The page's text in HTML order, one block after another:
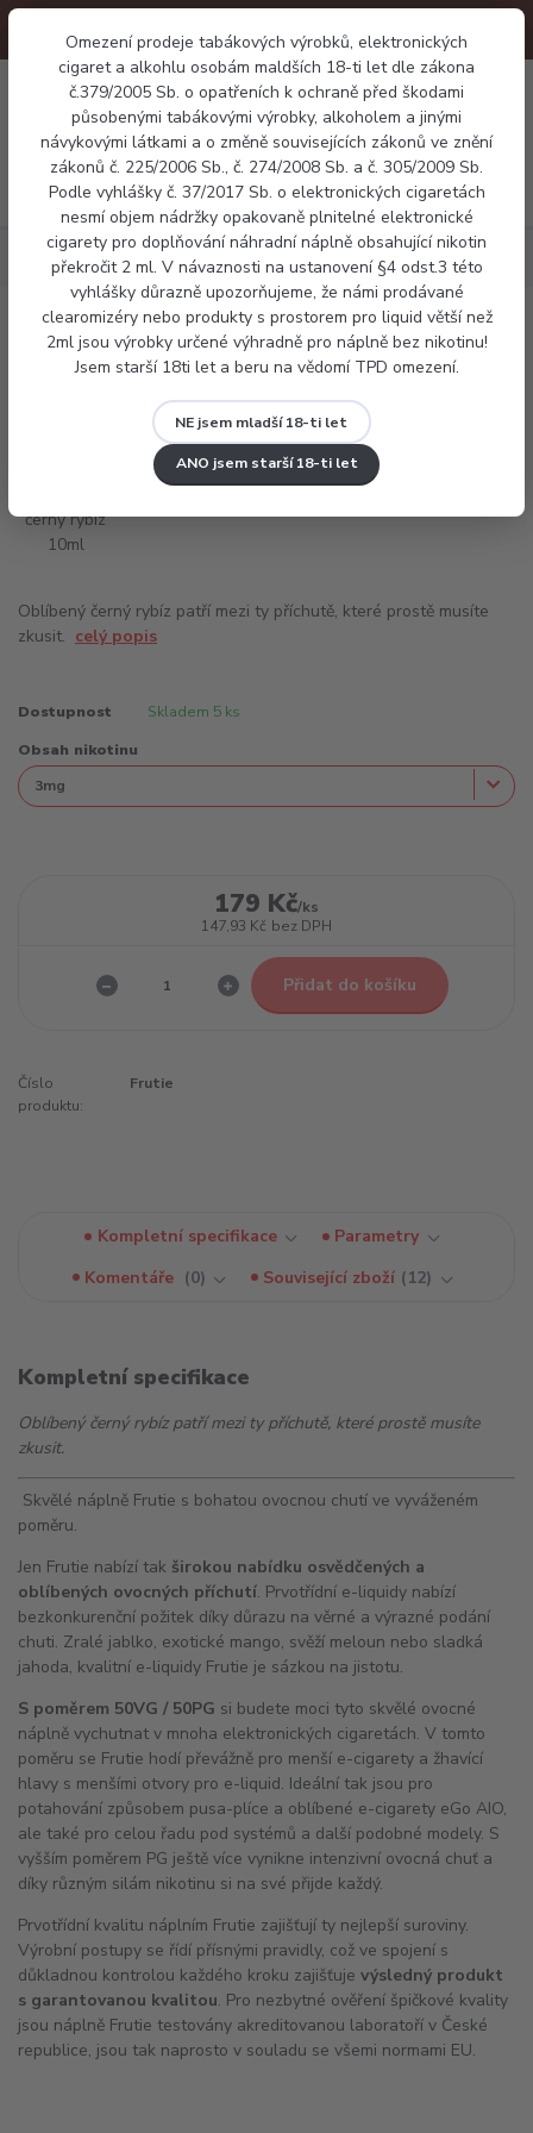
Omezení prodeje tabákových výrobků, elektronických
cigaret a alkohlu osobám maldších 18-ti let dle zákona
č.379/2005 Sb. o opatřeních k ochraně před škodami
působenými tabákovými výrobky, alkoholem a jinými
návykovými látkami a o změně souvisejících zákonů ve znění
zákonů č. 225/2006 Sb., č. 274/2008 Sb. a č. 305/2009 Sb.
Podle vyhlášky č. 37/2017 Sb. o elektronických cigaretách
nesmí objem nádržky opakovaně plnitelné elektronické
cigarety pro doplňování náhradní náplně obsahující nikotin
překročit 2 ml. V návaznosti na ustanovení §4 odst.3 této
vyhlášky důrazně upozorňujeme, že námi prodávané
clearomizéry nebo produkty s prostorem pro liquid větší než
2ml jsou výrobky určené výhradně pro náplně bez nikotinu!
Jsem starší 18ti let a beru na vědomí TPD omezení.
NE jsem mladší 18-ti let
ANO jsem starší 18-ti let
Menu
0 Kč
Náplně Frutie černý rybíz 10ml
Frutie černý rybíz 10ml
Oblíbený černý rybíz patří mezi ty příchutě, které prostě musíte
zkusit. celý popis
Dostupnost Skladem 5 ks
Obsah nikotinu
179 Kč/ks
147,93 Kč bez DPH
Přidat do košíku
Číslo
produktu:
Frutie
Kompletní specifikace
Parametry
Komentáře
0 Související zboží 12
Kompletní specifikace
Oblíbený černý rybíz patří mezi ty příchutě, které prostě musíte
zkusit.
Skvělé náplně Frutie s bohatou ovocnou chutí ve vyváženém
poměru.
Jen Frutie nabízí tak širokou nabídku osvědčených a
oblíbených ovocných příchutí. Prvotřídní e-liquidy nabízí
bezkonkurenční požitek díky důrazu na věrné a výrazné podání
chuti. Zralé jablko, exotické mango, svěží meloun nebo sladká
jahoda, kvalitní e-liquidy Frutie je sázkou na jistotu.
S poměrem 50VG / 50PG si budete moci tyto skvělé ovocné
náplně vychutnat v mnoha elektronických cigaretách. V tomto
poměru se Frutie hodí převážně pro menší e-cigarety a žhavící
hlavy s menšími otvory pro e-liquid. Ideální tak jsou pro
potahování způsobem pusa-plíce a oblíbené e-cigarety eGo AIO,
ale také pro celou řadu pod systémů a další podobné modely. S
vyšším poměrem PG ještě více vynikne intenzivní ovocná chuť a
díky různým silám nikotinu si na své přijde každý.
Prvotřídní kvalitu náplním Frutie zajišťují ty nejlepší suroviny.
Výrobní postupy se řídí přísnými pravidly, což ve spojení s
důkladnou kontrolou každého kroku zajišťuje výsledný produkt
s garantovanou kvalitou. Pro nezbytné ověření špičkové kvality
jsou náplně Frutie testovány akreditovanou laboratoří v České
republice, jsou tak naprosto v souladu se všemi normami EU.